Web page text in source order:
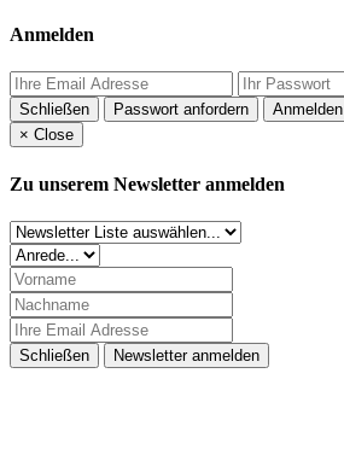
Anmelden
Schließen Passwort anfordern
Anmelden
× Close
Zu unserem Newsletter anmelden
Schließen Newsletter anmelden